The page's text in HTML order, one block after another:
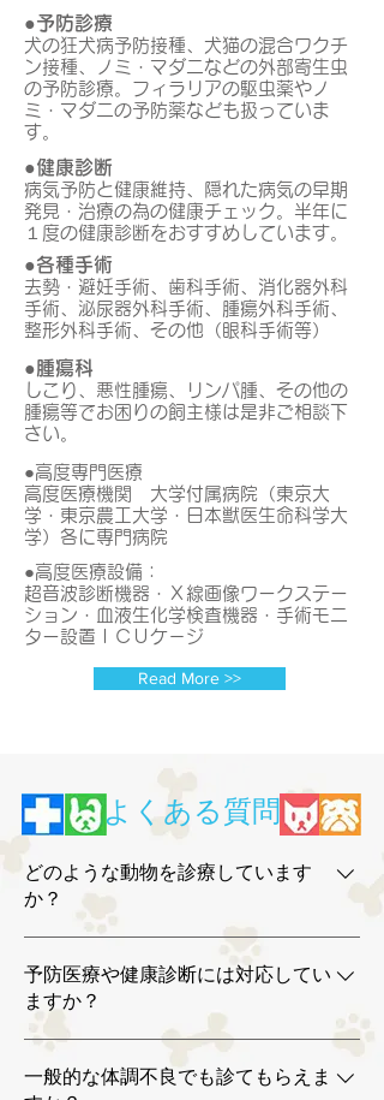
●予防診療
犬の狂犬病予防接種、犬猫の混合ワクチ
ン接種、ノミ・マダニなどの外部寄生虫
の予防診療。フィラリアの駆虫薬やノ
ミ・マダニの予防薬なども扱っていま
す。
●健康診断
病気予防と健康維持、隠れた病気の早期
発見・治療の為の健康チェック。半年に
１度の健康診断をおすすめしています。
●各種手術
去勢・避妊手術、歯科手術、消化器外科
手術、泌尿器外科手術、腫瘍外科手術、
整形外科手術、その他（眼科手術等）
●腫瘍科
しこり、悪性腫瘍、リンパ腫、その他の
腫瘍等でお困りの飼主様は是非ご相談下
さい。
●高度専門医療
高度医療機関 大学付属病院（東京大
学・東京農工大学・日本獣医生命科学大
学）各に専門病院
●高度医療設備：
超音波診断機器・Ｘ線画像ワークステー
ション・血液生化学検査機器・手術モニ
ター設置ＩＣＵケ－ジ
Read More >>
よくある質問
どのような動物を診療しています
か？
限定し、一般診療や予防診療、各種手術など
を行っています。犬猫に特化することで、日
常的な体調管理から病気の早期発見まで、継
続的な診療を行える体制を整えています。
予防医療や健康診断には対応してい
ますか？
犬の狂犬病予防接種や、犬猫の混合ワクチン
接種、フィラリア・ノミ・マダニ予防などの
一般的な体調不良でも診てもらえま